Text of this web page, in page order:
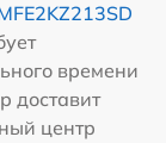
времени
доставит
центр